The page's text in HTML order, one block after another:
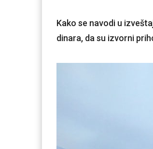
Kako se navodi u
dinara, da su izvorni